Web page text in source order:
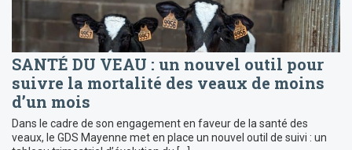
SANTÉ DU VEAU : un nouvel outil pour
suivre la mortalité des veaux de moins
d’un mois
Dans le cadre de son engagement en faveur de la santé des
veaux, le GDS Mayenne met en place un nouvel outil de suivi : un